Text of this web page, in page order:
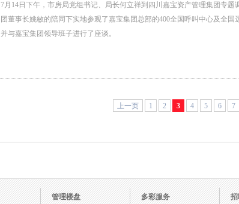
7月14日下午，市房局党组书记、局长何立祥到四川嘉宝资产管理集团专
团董事长姚敏的陪同下实地参观了嘉宝集团总部的400全国呼叫中心及全
并与嘉宝集团领导班子进行了座谈。
上一页 1 2 3 4 5 6 7
管理楼盘 多彩服务